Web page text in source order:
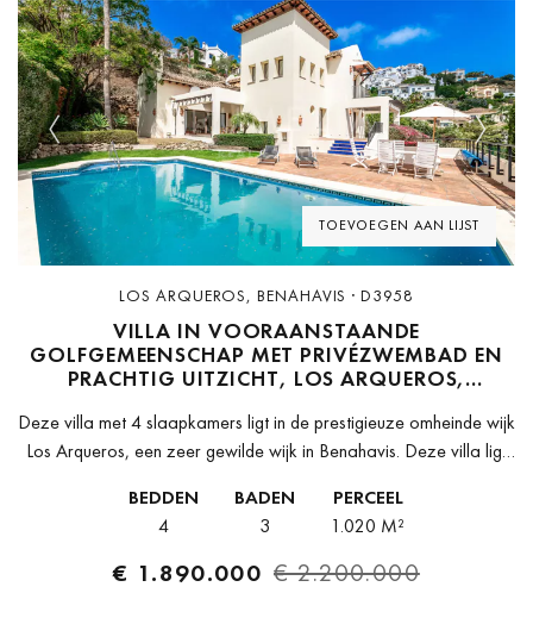
TOEVOEGEN AAN LIJST
Previous Next
LOS ARQUEROS, BENAHAVIS · D3958
VILLA IN VOORAANSTAANDE
GOLFGEMEENSCHAP MET PRIVÉZWEMBAD EN
PRACHTIG UITZICHT, LOS ARQUEROS,
Deze villa met 4 slaapkamers ligt in de prestigieuze omheinde wijk
Los Arqueros, een zeer gewilde wijk in Benahavis. Deze villa ligt
BEDDEN
4
BADEN
3
PERCEEL
1.020 M²
€ 1.890.000 € 2.200.000